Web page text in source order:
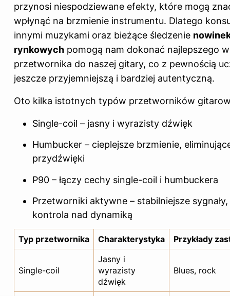
przynosi niespodziewane efekty, które mogą
wpłynąć na brzmienie instrumentu. Dlatego
innymi muzykami oraz bieżące śledzenie
rynkowych pomogą nam dokonać najlepszego
przetwornika do naszej gitary, co z pewnością
jeszcze przyjemniejszą i bardziej autentyczną.
Oto kilka istotnych typów przetworników
Single-coil – jasny i wyrazisty dźwięk
Humbucker – cieplejsze brzmienie,
przydźwięki
P90 – łączy cechy single-coil i humbuckera
Przetworniki aktywne – stabilniejsze
kontrola nad dynamiką
Typ przetwornika Charakterystyka Przykłady
Single-coil
Jasny i
wyrazisty
dźwięk
Blues, rock